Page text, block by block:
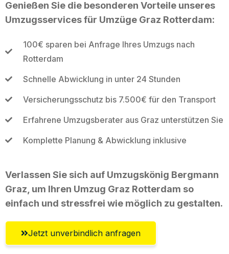
Genießen Sie die besonderen Vorteile unseres
Umzugsservices für Umzüge Graz Rotterdam:
100€ sparen bei Anfrage Ihres Umzugs nach
Rotterdam
Schnelle Abwicklung in unter 24 Stunden
Versicherungsschutz bis 7.500€ für den Transport
Erfahrene Umzugsberater aus Graz unterstützen Sie
Komplette Planung & Abwicklung inklusive
Verlassen Sie sich auf Umzugskönig Bergmann
Graz, um Ihren Umzug Graz Rotterdam so
einfach und stressfrei wie möglich zu gestalten.
Jetzt unverbindlich anfragen